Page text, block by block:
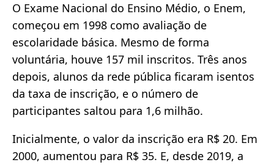
O Exame Nacional do Ensino Médio, o Enem,
começou em 1998 como avaliação de
escolaridade básica. Mesmo de forma
voluntária, houve 157 mil inscritos. Três anos
depois, alunos da rede pública ficaram isentos
da taxa de inscrição, e o número de
participantes saltou para 1,6 milhão.
Inicialmente, o valor da inscrição era R$ 20. Em
2000, aumentou para R$ 35. E, desde 2019, a